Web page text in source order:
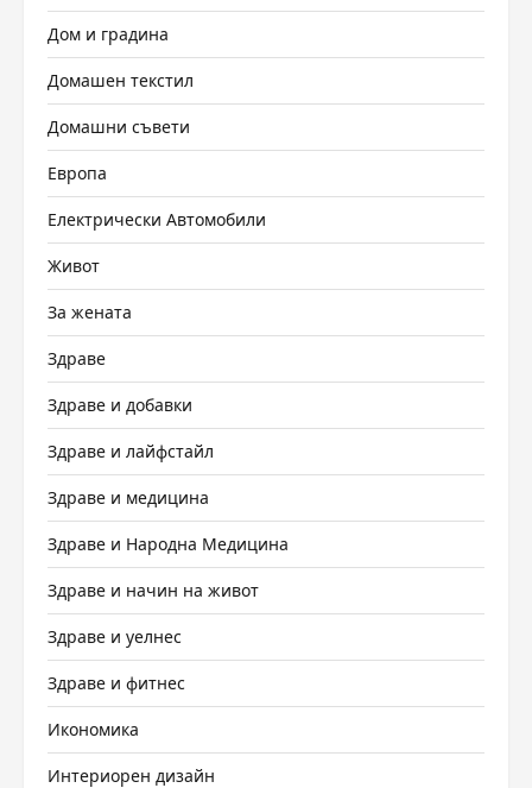
Дом и градина
Домашен текстил
Домашни съвети
Европа
Електрически Автомобили
Живот
За жената
Здраве
Здраве и добавки
Здраве и лайфстайл
Здраве и медицина
Здраве и Народна Медицина
Здраве и начин на живот
Здраве и уелнес
Здраве и фитнес
Икономика
Интериорен дизайн